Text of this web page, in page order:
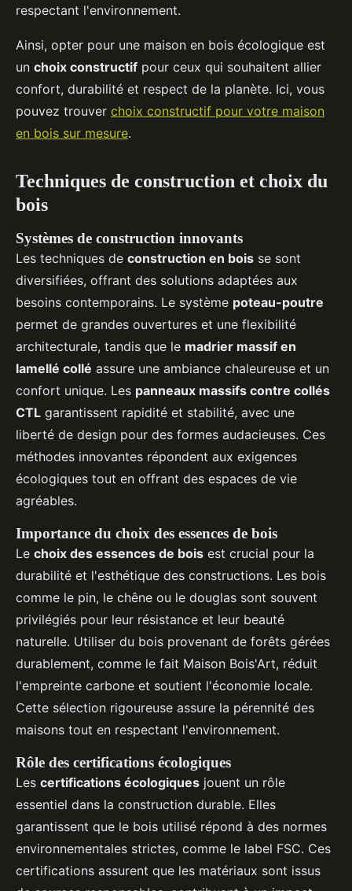
respectant l'environnement.
Ainsi, opter pour une maison en bois écologique est
un choix constructif pour ceux qui souhaitent allier
confort, durabilité et respect de la planète. Ici, vous
pouvez trouver choix constructif pour votre maison
en bois sur mesure.
Techniques de construction et choix du
bois
Systèmes de construction innovants
Les techniques de construction en bois se sont
diversifiées, offrant des solutions adaptées aux
besoins contemporains. Le système poteau-poutre
permet de grandes ouvertures et une flexibilité
architecturale, tandis que le madrier massif en
lamellé collé assure une ambiance chaleureuse et un
confort unique. Les panneaux massifs contre collés
CTL garantissent rapidité et stabilité, avec une
liberté de design pour des formes audacieuses. Ces
méthodes innovantes répondent aux exigences
écologiques tout en offrant des espaces de vie
agréables.
Importance du choix des essences de bois
Le choix des essences de bois est crucial pour la
durabilité et l'esthétique des constructions. Les bois
comme le pin, le chêne ou le douglas sont souvent
privilégiés pour leur résistance et leur beauté
naturelle. Utiliser du bois provenant de forêts gérées
durablement, comme le fait Maison Bois'Art, réduit
l'empreinte carbone et soutient l'économie locale.
Cette sélection rigoureuse assure la pérennité des
maisons tout en respectant l'environnement.
Rôle des certifications écologiques
Les certifications écologiques jouent un rôle
essentiel dans la construction durable. Elles
garantissent que le bois utilisé répond à des normes
environnementales strictes, comme le label FSC. Ces
certifications assurent que les matériaux sont issus